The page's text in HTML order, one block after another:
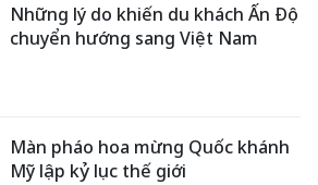
Những lý do khiến du khách Ấn Độ
chuyển hướng sang Việt Nam
Màn pháo hoa mừng Quốc khánh
Mỹ lập kỷ lục thế giới